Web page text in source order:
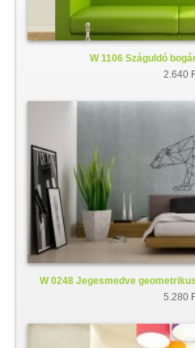
W 1106 Száguldó
2.640
W 0248 Jegesmedve
5.280